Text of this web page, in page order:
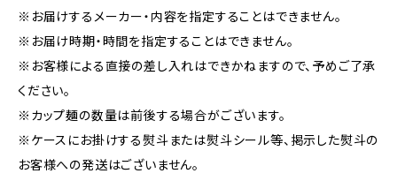
※お届けするメーカー・内容を指定することはできません。
※お届け時期・時間を指定することはできません。
※お客様による直接の差し入れはできかねますので、予めご了承
ください。
※カップ麺の数量は前後する場合がございます。
※ケースにお掛けする熨斗または熨斗シール等、掲示した熨斗の
お客様への発送はございません。